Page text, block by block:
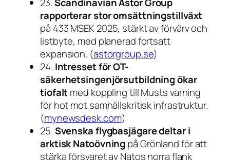
rapporterar stor omsättningstillväxt
på 433 MSEK 2025, stärkt av förvärv och
listbyte, med planerad fortsatt
expansion. (astorgroup.se)
24. Intresset för OT-
säkerhetsingenjörsutbildning ökar
tiofaltmed koppling till Musts varning
för hot mot samhällskritisk infrastruktur.
(mynewsdesk.com)
25.Svenska flygbasjägare deltar i
arktisk Natoövning på Grönland för att
stärka försvaret av Natos norra flank